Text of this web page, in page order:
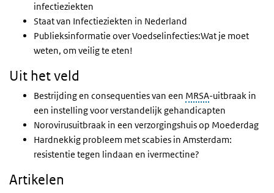
infectieziekten
Staat van Infectieziekten in Nederland
Publieksinformatie over Voedselinfecties:Wat je moet
weten, om veilig te eten!
Uit het veld
Bestrijding en consequenties van een MRSA-uitbraak in
een instelling voor verstandelijk gehandicapten
Norovirusuitbraak in een verzorgingshuis op Moederdag
Hardnekkig probleem met scabies in Amsterdam:
resistentie tegen lindaan en ivermectine?
Artikelen